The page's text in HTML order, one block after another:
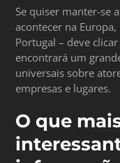
Se quiser manter-se
acontecer na
Portugal – deve
encontrará um
universais sobre
empresas e lugares.
O que